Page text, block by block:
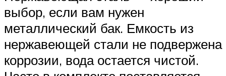
выбор, если вам нужен
металлический бак. Емкость из
нержавеющей стали не подвержена
коррозии, вода остается чистой.